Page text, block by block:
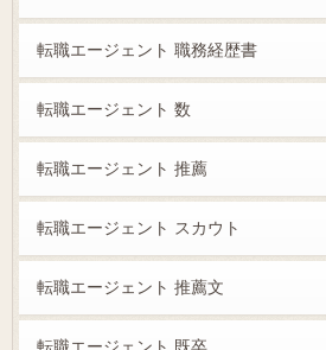
転職エージェント 職務経歴書
転職エージェント 数
転職エージェント 推薦
転職エージェント スカウト
転職エージェント 推薦文